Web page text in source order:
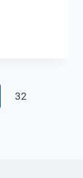
32